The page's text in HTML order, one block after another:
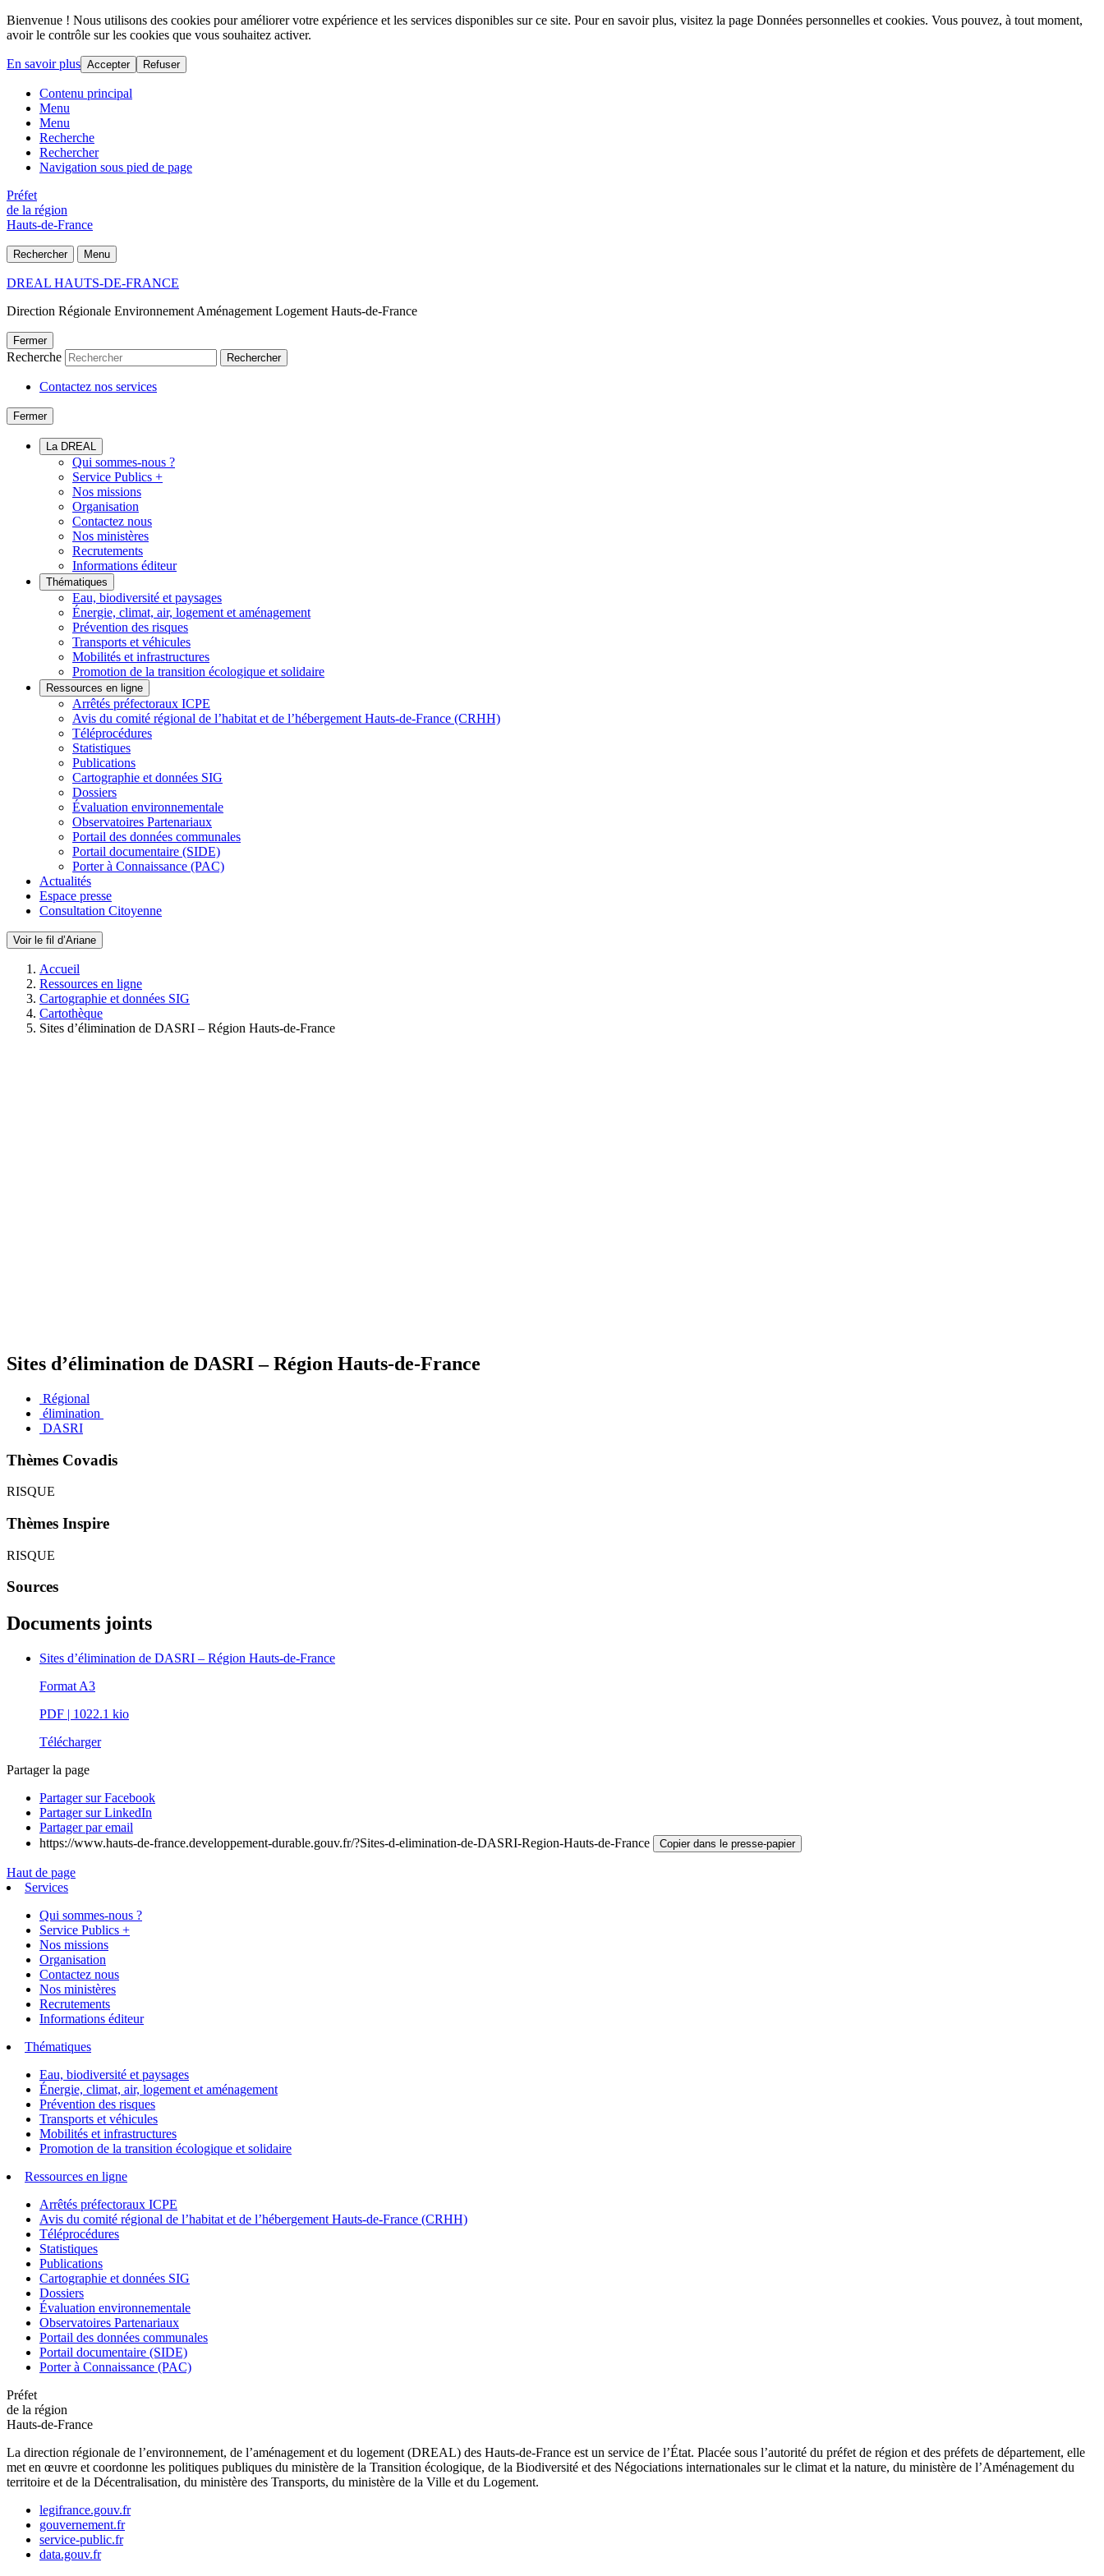
Bienvenue ! Nous utilisons des cookies pour améliorer votre expérience et les services disponibles sur ce site. Pour en savoir plus, visitez la page Données personnelles et cookies. Vous pouvez, à tout moment,
avoir le contrôle sur les cookies que vous souhaitez activer.
En savoir plus Accepter Refuser
Contenu principal
Menu
Menu
Recherche
Rechercher
Navigation sous pied de page
Préfet
de la région
Hauts-de-France
Rechercher Menu
DREAL HAUTS-DE-FRANCE
Direction Régionale Environnement Aménagement Logement Hauts-de-France
Fermer
Recherche Rechercher
Contactez nos services
Fermer
La DREAL
Qui sommes-nous ?
Service Publics +
Nos missions
Organisation
Contactez nous
Nos ministères
Recrutements
Informations éditeur
Thématiques
Eau, biodiversité et paysages
Énergie, climat, air, logement et aménagement
Prévention des risques
Transports et véhicules
Mobilités et infrastructures
Promotion de la transition écologique et solidaire
Ressources en ligne
Arrêtés préfectoraux ICPE
Avis du comité régional de l’habitat et de l’hébergement Hauts-de-France (CRHH)
Téléprocédures
Statistiques
Publications
Cartographie et données SIG
Dossiers
Évaluation environnementale
Observatoires Partenariaux
Portail des données communales
Portail documentaire (SIDE)
Porter à Connaissance (PAC)
Actualités
Espace presse
Consultation Citoyenne
Voir le fil d’Ariane
Accueil
Ressources en ligne
Cartographie et données SIG
Cartothèque
Sites d’élimination de DASRI – Région Hauts-de-France
Sites d’élimination de DASRI – Région Hauts-de-France
Régional
élimination
DASRI
Thèmes Covadis
RISQUE
Thèmes Inspire
RISQUE
Sources
Documents joints
Sites d’élimination de DASRI – Région Hauts-de-France
Format A3
PDF | 1022.1 kio
Télécharger
Partager la page
Partager sur Facebook
Partager sur LinkedIn
Partager par email
https://www.hauts-de-france.developpement-durable.gouv.fr/?Sites-d-elimination-de-DASRI-Region-Hauts-de-France
Copier dans le presse-papier
Haut de page
Services
Qui sommes-nous ?
Service Publics +
Nos missions
Organisation
Contactez nous
Nos ministères
Recrutements
Informations éditeur
Thématiques
Eau, biodiversité et paysages
Énergie, climat, air, logement et aménagement
Prévention des risques
Transports et véhicules
Mobilités et infrastructures
Promotion de la transition écologique et solidaire
Ressources en ligne
Arrêtés préfectoraux ICPE
Avis du comité régional de l’habitat et de l’hébergement Hauts-de-France (CRHH)
Téléprocédures
Statistiques
Publications
Cartographie et données SIG
Dossiers
Évaluation environnementale
Observatoires Partenariaux
Portail des données communales
Portail documentaire (SIDE)
Porter à Connaissance (PAC)
Préfet
de la région
Hauts-de-France
La direction régionale de l’environnement, de l’aménagement et du logement (DREAL) des Hauts-de-France est un service de l’État. Placée sous l’autorité du préfet de région et des préfets de département, elle
met en œuvre et coordonne les politiques publiques du ministère de la Transition écologique, de la Biodiversité et des Négociations internationales sur le climat et la nature, du ministère de l’Aménagement du
territoire et de la Décentralisation, du ministère des Transports, du ministère de la Ville et du Logement.
legifrance.gouv.fr
gouvernement.fr
service-public.fr
data.gouv.fr